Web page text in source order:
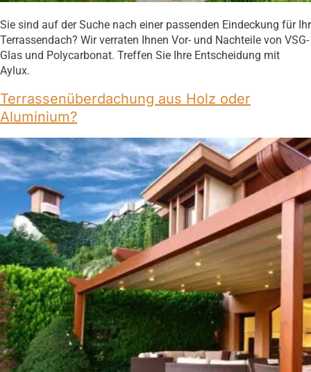
Sie sind auf der Suche nach einer passenden Eindeckung für Ihr
Terrassendach? Wir verraten Ihnen Vor- und Nachteile von VSG-
Glas und Polycarbonat. Treffen Sie Ihre Entscheidung mit
Aylux.
Terrassenüberdachung aus Holz oder
Aluminium?